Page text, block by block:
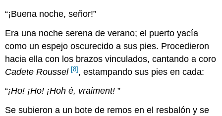
“¡Buena noche, señor!”
Era una noche serena de verano; el puerto yacía
como un espejo oscurecido a sus pies. Procedieron
hacia ella con los brazos vinculados, cantando a coro
Cadete Roussel [8] , estampando sus pies en cada:
“¡Ho! ¡Ho! ¡Hoh é, vraiment!”
Se subieron a un bote de remos en el resbalón y se